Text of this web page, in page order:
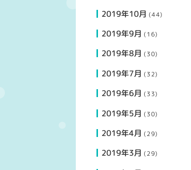
2019年10月 (44)
2019年9月 (16)
2019年8月 (30)
2019年7月 (32)
2019年6月 (33)
2019年5月 (30)
2019年4月 (29)
2019年3月 (29)